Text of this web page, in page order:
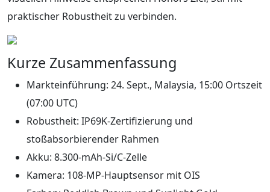
praktischer Robustheit zu verbinden.
Kurze Zusammenfassung
Markteinführung: 24. Sept., Malaysia, 15:00 Ortszeit
(07:00 UTC)
Robustheit: IP69K‑Zertifizierung und
stoßabsorbierender Rahmen
Akku: 8.300‑mAh‑Si/C‑Zelle
Kamera: 108‑MP‑Hauptsensor mit OIS